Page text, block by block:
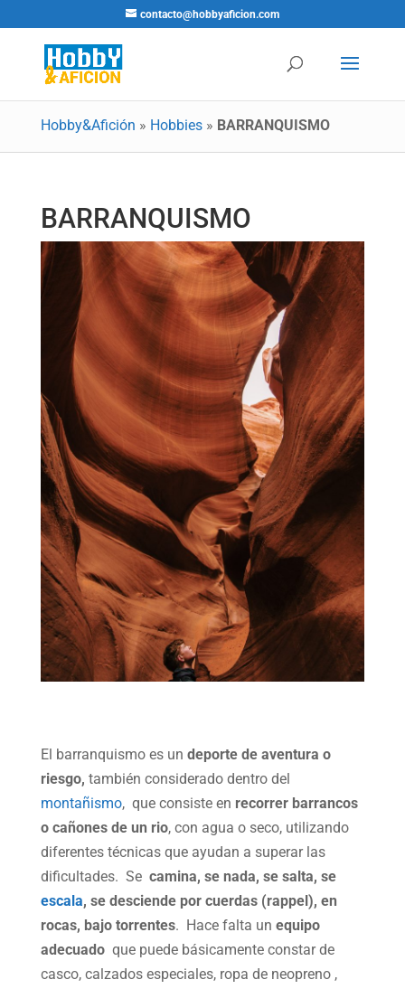
contacto@hobbyaficion.com
Hobby&Afición » Hobbies» BARRANQUISMO
BARRANQUISMO
El barranquismo es un deporte de aventura o
riesgo, también considerado dentro del
montañismo, que consiste en recorrer barrancos
o cañones de un rio, con agua o seco, utilizando
diferentes técnicas que ayudan a superar las
dificultades. Se camina, se nada, se salta, se
escala, se desciende por cuerdas (rappel), en
rocas, bajo torrentes. Hace falta un equipo
adecuado que puede básicamente constar de
casco, calzados especiales, ropa de neopreno ,